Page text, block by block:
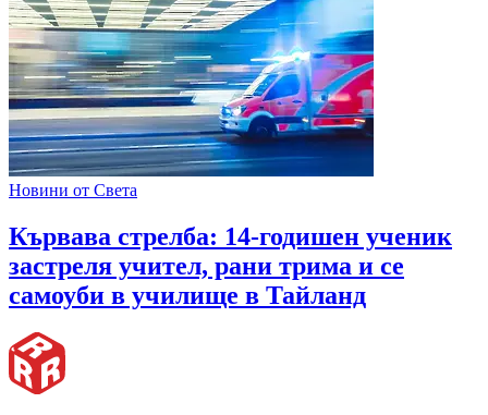
Новини от Света
Кървава стрелба: 14-годишен ученик
застреля учител, рани трима и се
самоуби в училище в Тайланд